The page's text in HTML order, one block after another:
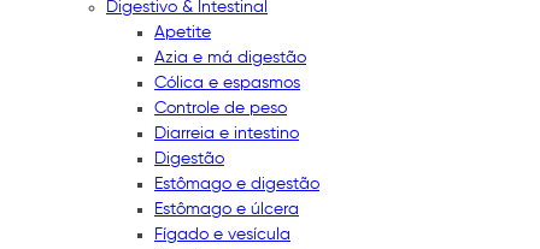
Digestivo & Intestinal
Apetite
Azia e má digestão
Cólica e espasmos
Controle de peso
Diarreia e intestino
Digestão
Estômago e digestão
Estômago e úlcera
Fígado e vesícula